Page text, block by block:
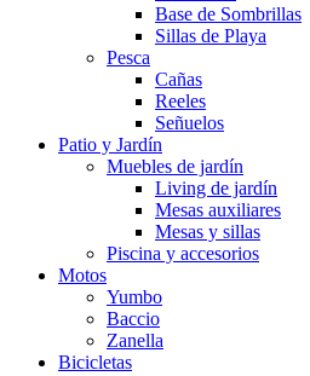
Base de Sombrillas
Sillas de Playa
Pesca
Cañas
Reeles
Señuelos
Patio y Jardín
Muebles de jardín
Living de jardín
Mesas auxiliares
Mesas y sillas
Piscina y accesorios
Motos
Yumbo
Baccio
Zanella
Bicicletas